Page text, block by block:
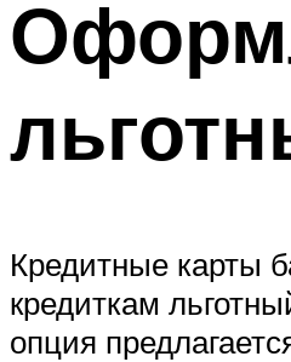
Кредитные карты
кредиткам
опция